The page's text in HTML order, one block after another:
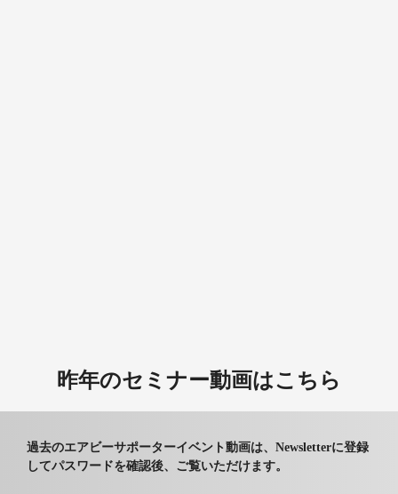
昨年のセミナー動画はこちら
過去のエアビーサポーターイベント動画は、Newsletterに登録
してパスワードを確認後、ご覧いただけます。